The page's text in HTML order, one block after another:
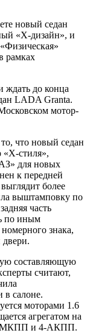
новый седан
«Х-дизайн», и
рамках
ждать до конца
LADA Granta.
мотор-
что новый седан
«Х-стиля»,
для новых
к передней
более
выштамповку по
часть
по иным
знака,
двери.
составляющую
считают,
салоне.
моторами 1.6
агрегатом на
5-МКПП и 4-АКПП.